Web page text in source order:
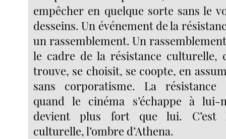
empêcher en quelque sorte sans le
desseins. Un événement de la
un rassemblement. Un
le cadre de la résistance culturelle,
trouve, se choisit, se coopte, en
sans corporatisme. La résistance
quand le cinéma s’échappe à
devient plus fort que lui. C’est
culturelle, l’ombre d’Athena.